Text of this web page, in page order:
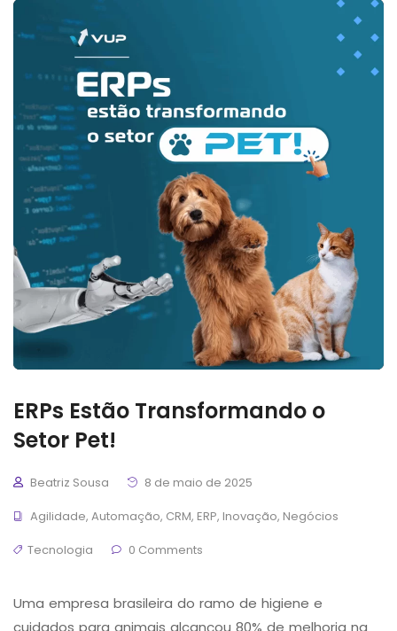
ERPs Estão Transformando o
Setor Pet!
Beatriz Sousa
8 de maio de 2025
Agilidade, Automação, CRM, ERP, Inovação, Negócios
Tecnologia
0 Comments
Uma empresa brasileira do ramo de higiene e
cuidados para animais alcançou 80% de melhoria na